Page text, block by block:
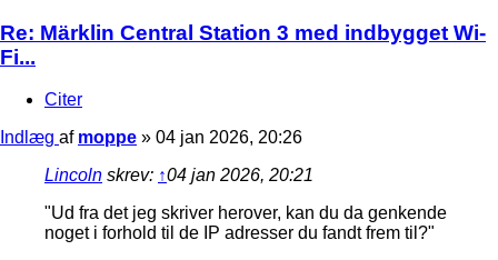
Re: Märklin Central Station 3 med indbygget Wi-
Fi...
Citer
Indlæg af moppe » 04 jan 2026, 20:26
Lincoln skrev: ↑04 jan 2026, 20:21
"Ud fra det jeg skriver herover, kan du da genkende
noget i forhold til de IP adresser du fandt frem til?"